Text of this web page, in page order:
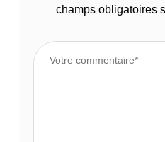
champs obligatoires